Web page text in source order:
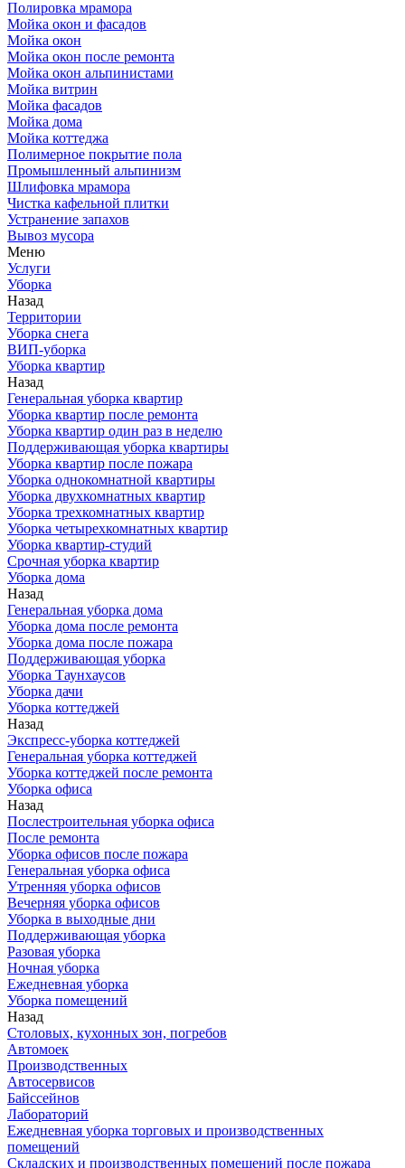
Полировка мрамора
Мойка окон и фасадов
Мойка окон
Мойка окон после ремонта
Мойка окон альпинистами
Мойка витрин
Мойка фасадов
Мойка дома
Мойка коттеджа
Полимерное покрытие пола
Промышленный альпинизм
Шлифовка мрамора
Чистка кафельной плитки
Устранение запахов
Вывоз мусора
Меню
Услуги
Уборка
Назад
Территории
Уборка снега
ВИП-уборка
Уборка квартир
Назад
Генеральная уборка квартир
Уборка квартир после ремонта
Уборка квартир один раз в неделю
Поддерживающая уборка квартиры
Уборка квартир после пожара
Уборка однокомнатной квартиры
Уборка двухкомнатных квартир
Уборка трехкомнатных квартир
Уборка четырехкомнатных квартир
Уборка квартир-студий
Срочная уборка квартир
Уборка дома
Назад
Генеральная уборка дома
Уборка дома после ремонта
Уборка дома после пожара
Поддерживающая уборка
Уборка Таунхаусов
Уборка дачи
Уборка коттеджей
Назад
Экспресс-уборка коттеджей
Генеральная уборка коттеджей
Уборка коттеджей после ремонта
Уборка офиса
Назад
Послестроительная уборка офиса
После ремонта
Уборка офисов после пожара
Генеральная уборка офиса
Утренняя уборка офисов
Вечерняя уборка офисов
Уборка в выходные дни
Поддерживающая уборка
Разовая уборка
Ночная уборка
Ежедневная уборка
Уборка помещений
Назад
Столовых, кухонных зон, погребов
Автомоек
Производственных
Автосервисов
Байссейнов
Лабораторий
Ежедневная уборка торговых и производственных
помещений
Складских и производственных помещений после пожара